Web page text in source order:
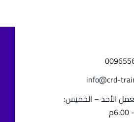
info@crd-
الأحد – الخميس: